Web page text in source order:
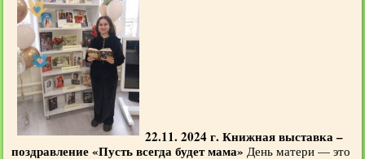
22.11. 2024 г. Книжная выставка –
поздравление «Пусть всегда будет мама» День матери — это